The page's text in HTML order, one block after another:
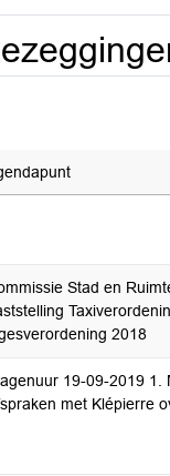
Stad en
2018
19-09-2019 1.
met Klépierre